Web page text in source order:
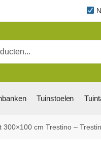
Tuinstoelen
300×100 cm Trestino –